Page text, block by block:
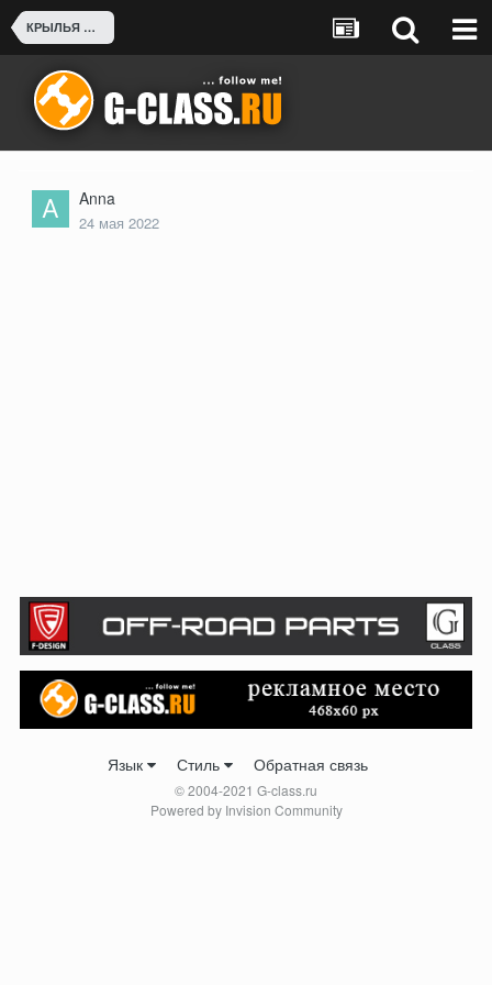
КРЫЛЬЯ СТЕКЛОПЛАСТИК БЕСПЛАТНО
Anna
24 мая 2022
Язык Стиль Обратная связь
© 2004-2021 G-class.ru
Powered by Invision Community